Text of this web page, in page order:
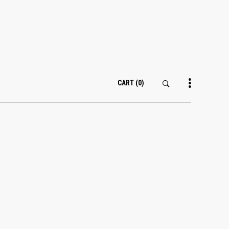
CART (0)